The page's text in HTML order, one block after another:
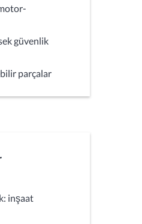
güvenlik
parçalar
inşaat